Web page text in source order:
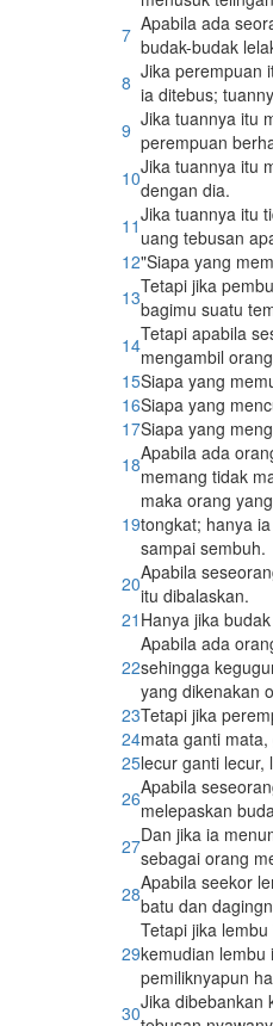
7 Apabila ada
budak-budak
8 Jika perempuan
ia ditebus;
9 Jika tuannya itu
perempuan
10Jika tuannya itu
dengan dia.
11Jika tuannya itu
uang tebusan
12"Siapa yang
13Tetapi jika
bagimu suatu
14Tetapi apabila
mengambil
15Siapa yang
16Siapa yang
17Siapa yang
18Apabila ada
memang tidak
19
maka orang
tongkat; hanya
sampai sembuh.
20Apabila
itu dibalaskan.
21 Hanya jika
22
Apabila ada
sehingga
yang dikenakan
23Tetapi jika
24mata ganti
25lecur ganti lecur,
26Apabila
melepaskan
27Dan jika ia
sebagai orang
28Apabila seekor
batu dan
29
Tetapi jika
kemudian lembu
pemiliknyapun
30Jika dibebankan